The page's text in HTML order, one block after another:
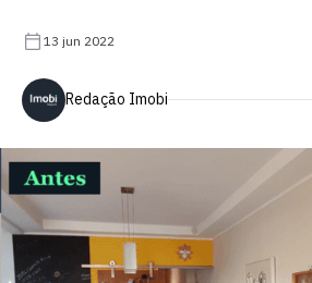
13 jun 2022
Redação Imobi